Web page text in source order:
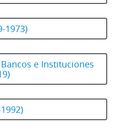
1973)
e Instituciones